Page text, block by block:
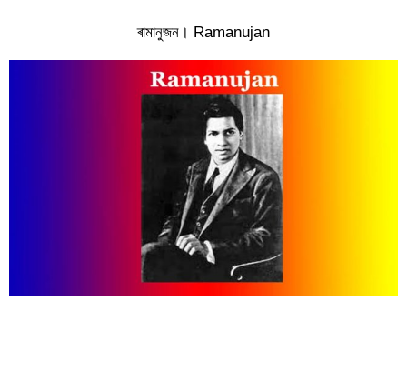
ৰামানুজন। Ramanujan